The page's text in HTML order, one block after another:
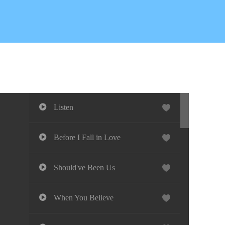
Listen
Before I Fall in Love
Should've Been Us
When You Believe